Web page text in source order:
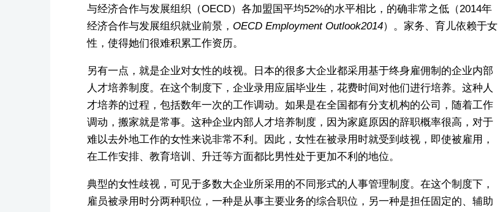
与经济合作与发展组织（OECD）各加盟国平均52%的水平相比，的确非常之低（2014年
经济合作与发展组织就业前景， OECD Employment Outlook2014）。家务、育儿依赖于女
性，使得她们很难积累工作资历。
另有一点，就是企业对女性的歧视。日本的很多大企业都采用基于终身雇佣制的企业内部
人才培养制度。在这个制度下，企业录用应届毕业生，花费时间对他们进行培养。这种人
才培养的过程，包括数年一次的工作调动。如果是在全国都有分支机构的公司，随着工作
调动，搬家就是常事。这种企业内部人才培养制度，因为家庭原因的辞职概率很高，对于
难以去外地工作的女性来说非常不利。因此，女性在被录用时就受到歧视，即使被雇用，
在工作安排、教育培训、升迁等方面都比男性处于更加不利的地位。
典型的女性歧视，可见于多数大企业所采用的不同形式的人事管理制度。在这个制度下，
雇员被录用时分两种职位，一种是从事主要业务的综合职位，另一种是担任固定的、辅助